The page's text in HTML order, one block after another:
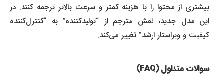
بیشتری از محتوا را با هزینه کمتر و سرعت بالاتر ترجمه کنند. در
این مدل جدید، نقش مترجم از “تولیدکننده” به “کنترل‌کننده
کیفیت و ویراستار ارشد” تغییر می‌کند.
سوالات متداول (FAQ)